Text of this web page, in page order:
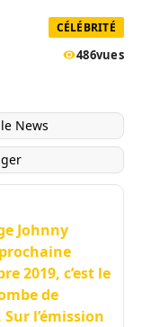
CÉLÉBRITÉ
486vues
News
Johnny
2019, c’est le
de
l’émission